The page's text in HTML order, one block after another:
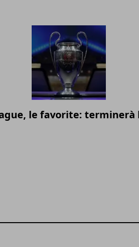
le favorite: terminerà